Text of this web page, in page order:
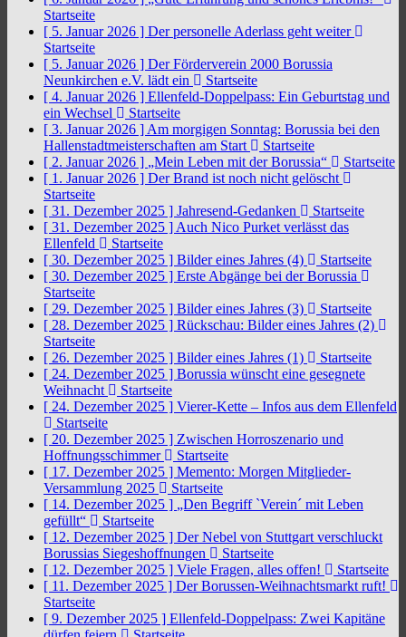
Startseite
[ 5. Januar 2026 ] Der personelle Aderlass geht weiter
Startseite
[ 5. Januar 2026 ] Der Förderverein 2000 Borussia
Neunkirchen e.V. lädt ein
Startseite
[ 4. Januar 2026 ] Ellenfeld-Doppelpass: Ein Geburtstag und
ein Wechsel
Startseite
[ 3. Januar 2026 ] Am morgigen Sonntag: Borussia bei den
Hallenstadtmeisterschaften am Start
Startseite
[ 2. Januar 2026 ] „Mein Leben mit der Borussia“
Startseite
[ 1. Januar 2026 ] Der Brand ist noch nicht gelöscht
Startseite
[ 31. Dezember 2025 ] Jahresend-Gedanken
Startseite
[ 31. Dezember 2025 ] Auch Nico Purket verlässt das
Ellenfeld
Startseite
[ 30. Dezember 2025 ] Bilder eines Jahres (4)
Startseite
[ 30. Dezember 2025 ] Erste Abgänge bei der Borussia
Startseite
[ 29. Dezember 2025 ] Bilder eines Jahres (3)
Startseite
[ 28. Dezember 2025 ] Rückschau: Bilder eines Jahres (2)
Startseite
[ 26. Dezember 2025 ] Bilder eines Jahres (1)
Startseite
[ 24. Dezember 2025 ] Borussia wünscht eine gesegnete
Weihnacht
Startseite
[ 24. Dezember 2025 ] Vierer-Kette – Infos aus dem Ellenfeld
Startseite
[ 20. Dezember 2025 ] Zwischen Horroszenario und
Hoffnungsschimmer
Startseite
[ 17. Dezember 2025 ] Memento: Morgen Mitglieder-
Versammlung 2025
Startseite
[ 14. Dezember 2025 ] „Den Begriff `Verein´ mit Leben
gefüllt“
Startseite
[ 12. Dezember 2025 ] Der Nebel von Stuttgart verschluckt
Borussias Siegeshoffnungen
Startseite
[ 12. Dezember 2025 ] Viele Fragen, alles offen!
Startseite
[ 11. Dezember 2025 ] Der Borussen-Weihnachtsmarkt ruft!
Startseite
[ 9. Dezember 2025 ] Ellenfeld-Doppelpass: Zwei Kapitäne